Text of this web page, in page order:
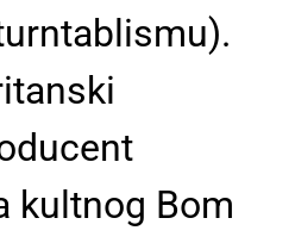
kultnog Bom